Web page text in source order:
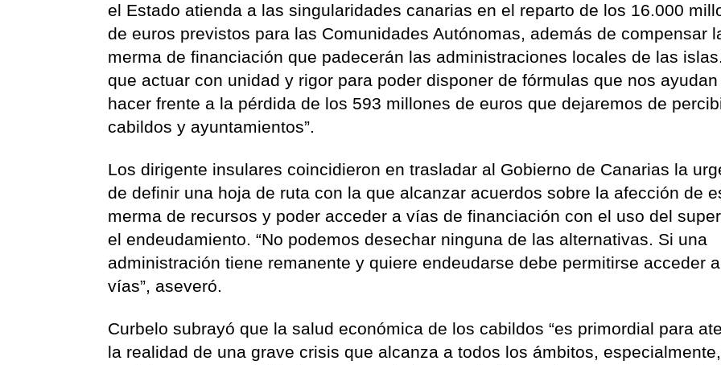
el Estado atienda a las singularidades canarias en el reparto de los 16.000
de euros previstos para las Comunidades Autónomas, además de compensar
merma de financiación que padecerán las administraciones locales de las
que actuar con unidad y rigor para poder disponer de fórmulas que nos
hacer frente a la pérdida de los 593 millones de euros que dejaremos de
cabildos y ayuntamientos”.
Los dirigente insulares coincidieron en trasladar al Gobierno de Canarias la
de definir una hoja de ruta con la que alcanzar acuerdos sobre la afección de
merma de recursos y poder acceder a vías de financiación con el uso del
el endeudamiento. “No podemos desechar ninguna de las alternativas. Si una
administración tiene remanente y quiere endeudarse debe permitirse acceder
vías”, aseveró.
Curbelo subrayó que la salud económica de los cabildos “es primordial para
la realidad de una grave crisis que alcanza a todos los ámbitos,